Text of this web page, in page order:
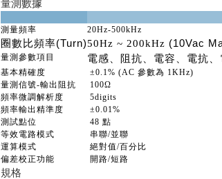
量測數據
測量頻率 20Hz-500kHz
圈數比頻率(Turn)50Hz ~ 200kHz (10Vac
量測參數項目 電感、阻抗、電容、電抗
基本精確度 ±0.1% (AC 參數為 1KHz)
量測信號-輸出阻抗
100Ω
頻率微調解析度
5digits
頻率輸出精準度
±0.01%
測試點位
48 點
等效電路模式
串聯/並聯
運算模式
絕對值/百分比
偏差校正功能
開路/短路
規格